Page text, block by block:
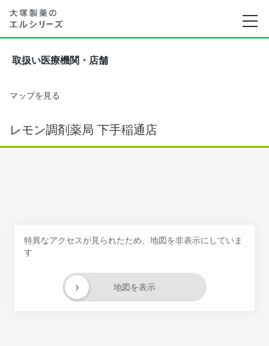
取扱い医療機関・店舗
マップを見る
レモン調剤薬局 下手稲通店
特異なアクセスが見られたため、地図を非表示にしていま
す
地図を表示
›